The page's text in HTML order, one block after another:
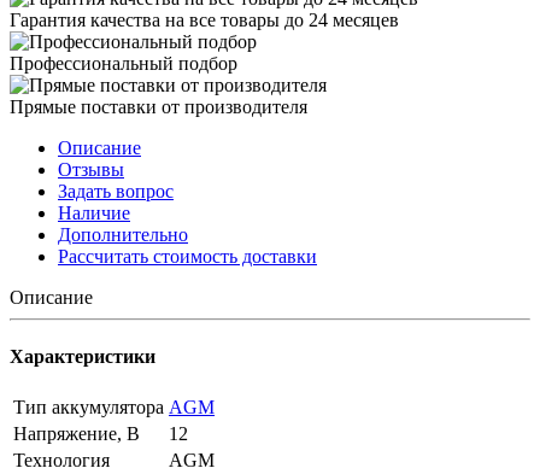
Гарантия качества на все товары до 24 месяцев
Профессиональный подбор
Прямые поставки от производителя
Описание
Отзывы
Задать вопрос
Наличие
Дополнительно
Рассчитать стоимость доставки
Описание
Характеристики
Тип аккумулятора AGM
Напряжение, В
12
Технология
AGM